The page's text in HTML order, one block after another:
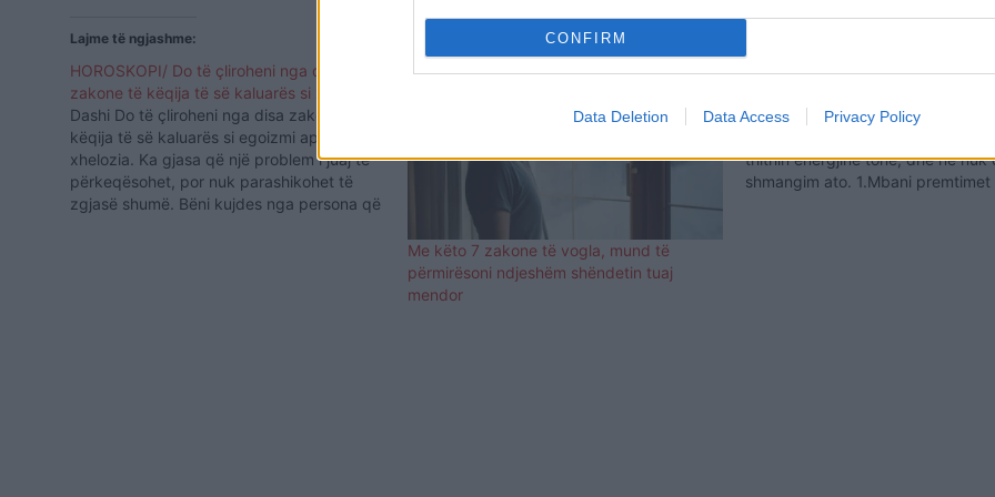
CONFIRM
Data Deletion Data Access Privacy Policy
Lajme të ngjashme:
HOROSKOPI/ Do të çliroheni nga disa
zakone të këqija të së kaluarës si xhelozia
Dashi Do të çliroheni nga disa zakone të
këqija të së kaluarës si egoizmi apo
xhelozia. Ka gjasa që një problem i juaj të
përkeqësohet, por nuk parashikohet të
zgjasë shumë. Bëni kujdes nga persona që
Me këto 7 zakone të vogla, mund të
përmirësoni ndjeshëm shëndetin tuaj
mendor
9 zakonet e këqija që thithin
të lodhur dhe nuk e kuptoni pse?
thithin energjinë tonë, dhe ne nuk
shmangim ato. 1.Mbani premtimet